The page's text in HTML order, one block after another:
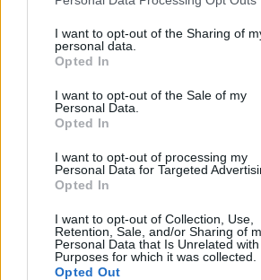
I want to opt-out of the Sharing of
personal data.
Opted In
I want to opt-out of the Sale of my
Personal Data.
Opted In
I want to opt-out of processing my
Personal Data for Targeted
Opted In
I want to opt-out of Collection, Use,
Retention, Sale, and/or Sharing of
Personal Data that Is Unrelated
Purposes for which it was collected.
Opted Out
Seveso Casino Palace.
Leggi anche:
X Factor 2018: giudici,
comprarli
COMMENTI